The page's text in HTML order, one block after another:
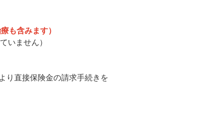
も含みます）
いません）
り直接保険金の請求手続きを